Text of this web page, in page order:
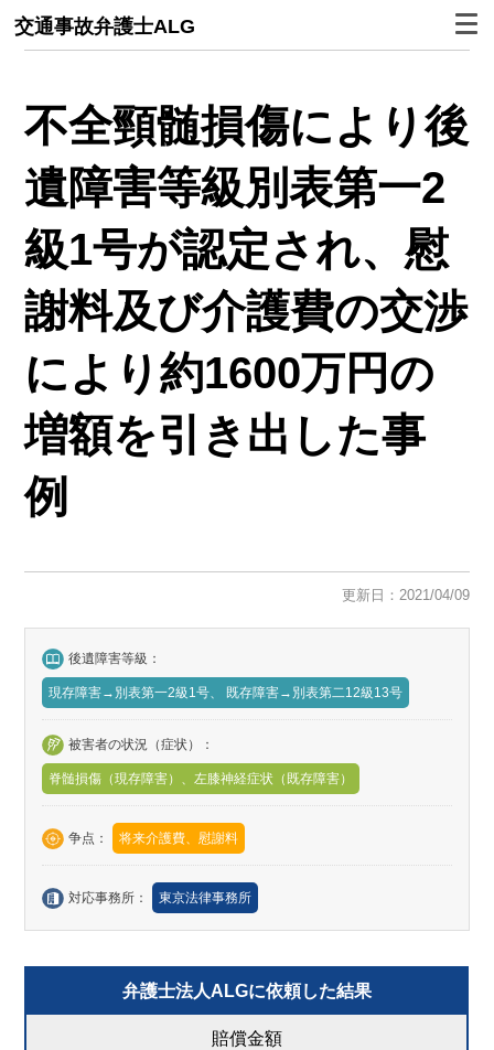
交通事故弁護士ALG
不全頸髄損傷により後
遺障害等級別表第一2
級1号が認定され、慰
謝料及び介護費の交渉
により約1600万円の
増額を引き出した事
例
更新日：2021/04/09
後遺障害等級：
現存障害→別表第一2級1号、 既存障害→別表第二12級13号
被害者の状況（症状）：
脊髄損傷（現存障害）、左膝神経症状（既存障害）
争点： 将来介護費、慰謝料
対応事務所： 東京法律事務所
弁護士法人ALGに依頼した結果
賠償金額